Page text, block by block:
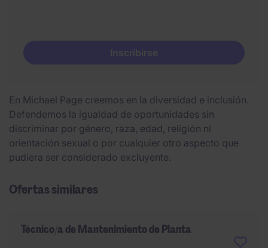
Inscribirse
En Michael Page creemos en la diversidad e inclusión.
Defendemos la igualdad de oportunidades sin
discriminar por género, raza, edad, religión ni
orientación sexual o por cualquier otro aspecto que
pudiera ser considerado excluyente.
Ofertas similares
Técnico/a de Mantenimiento de Planta